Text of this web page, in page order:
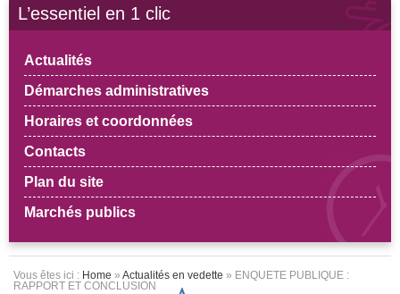
L’essentiel en 1 clic
Actualités
Démarches administratives
Horaires et coordonnées
Contacts
Plan du site
Marchés publics
Vous êtes ici : Home » Actualités en vedette » ENQUETE PUBLIQUE :
RAPPORT ET CONCLUSION